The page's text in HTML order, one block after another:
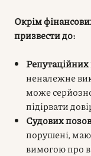
Окрім
призвести до:
Репутаційних
неналежне
може
підірвати
Судових
порушені,
вимогою про